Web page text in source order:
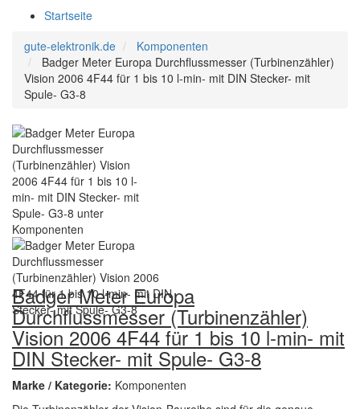
Startseite
gute-elektronik.de
Komponenten
Badger Meter Europa Durchflussmesser (Turbinenzähler)
Vision 2006 4F44 für 1 bis 10 l-min- mit DIN Stecker- mit
Spule- G3-8
Badger Meter Europa
Durchflussmesser (Turbinenzähler)
Vision 2006 4F44 für 1 bis 10 l-min- mit
DIN Stecker- mit Spule- G3-8
Marke / Kategorie: Komponenten